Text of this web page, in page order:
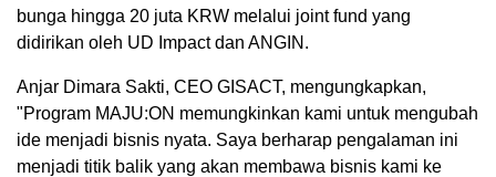
bunga hingga 20 juta KRW melalui joint fund yang
didirikan oleh UD Impact dan ANGIN.
Anjar Dimara Sakti, CEO GISACT, mengungkapkan,
"Program MAJU:ON memungkinkan kami untuk mengubah
ide menjadi bisnis nyata. Saya berharap pengalaman ini
menjadi titik balik yang akan membawa bisnis kami ke